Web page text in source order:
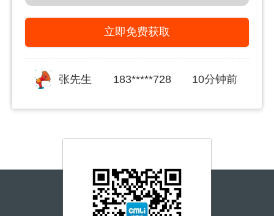
立即免费获取
张先生 183*****728
10分钟前
李先生
150*****591
40分钟前
155*****217